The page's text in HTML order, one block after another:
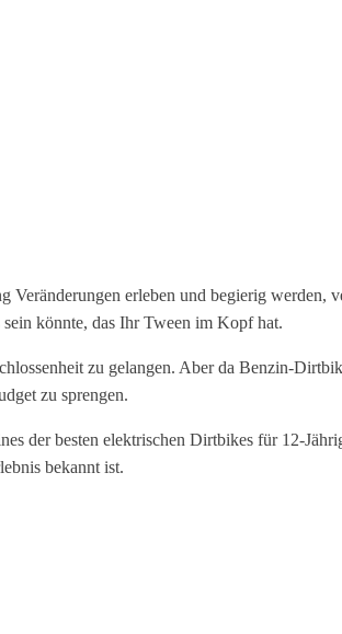
erleben und begierig werden,
könnte, das Ihr Tween im Kopf hat.
zu gelangen. Aber da Benzin-
zu sprengen.
der besten elektrischen Dirtbikes für 12-
bekannt ist.